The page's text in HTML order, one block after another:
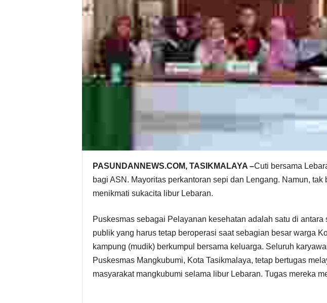
PASUNDANNEWS.COM, TASIKMALAYA –Cuti bersama
bagi ASN. Mayoritas perkantoran sepi dan Lengang. Namun, tak
menikmati sukacita libur Lebaran.
Puskesmas sebagai Pelayanan kesehatan adalah satu di antara
publik yang harus tetap beroperasi saat sebagian besar warga
kampung (mudik) berkumpul bersama keluarga. Seluruh
Puskesmas Mangkubumi, Kota Tasikmalaya, tetap bertugas
masyarakat mangkubumi selama libur Lebaran. Tugas mereka